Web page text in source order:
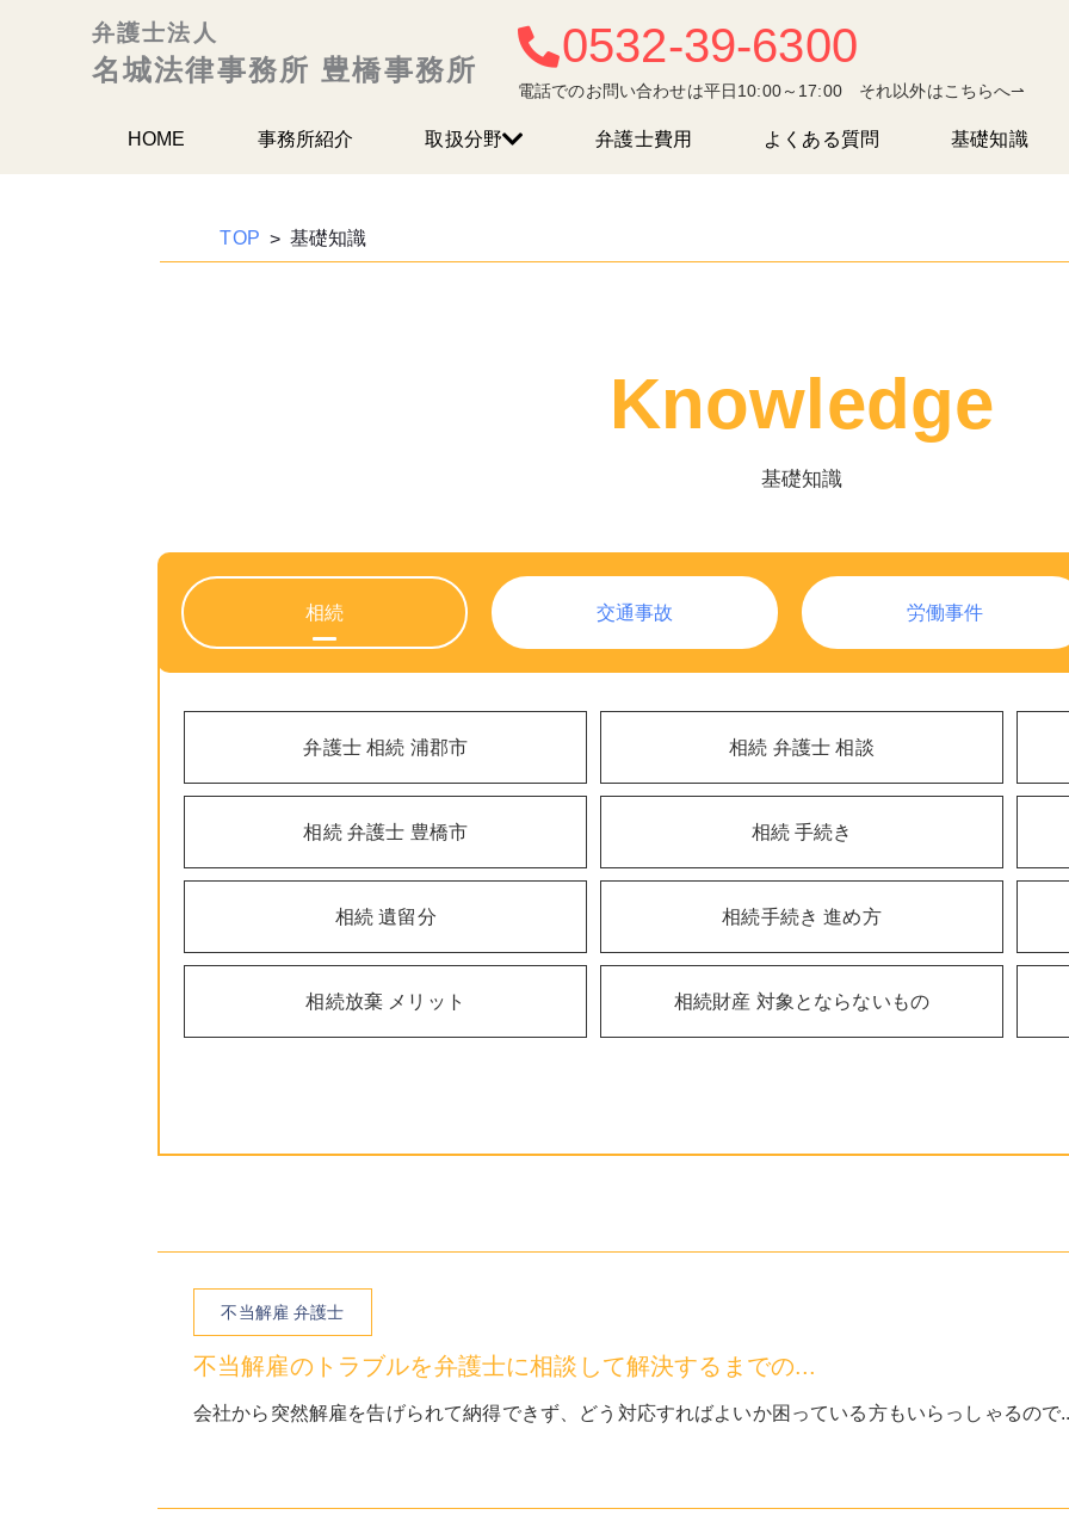
弁護士法人
名城法律事務所 豊橋事務所 0532-39-6300
電話でのお問い合わせは平日10:00～17:00 それ以外はこちらへ⇀
HOME 事務所紹介 取扱分野 弁護士費用 よくある質問 基礎知識
TOP 基礎知識
Knowledge
基礎知識
相続 交通事故 労働事件
弁護士 相続 浦郡市 相続 弁護士 相談
相続 弁護士 豊橋市 相続 手続き
相続 遺留分 相続手続き 進め方
相続放棄 メリット 相続財産 対象とならないもの
不当解雇 弁護士
不当解雇のトラブルを弁護士に相談して解決するまでの...
会社から突然解雇を告げられて納得できず、どう対応すればよいか困っている方もいらっしゃるので